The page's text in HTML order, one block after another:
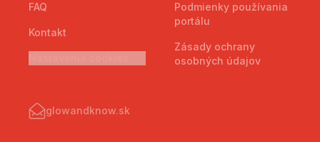
FAQ
Kontakt
Podmienky používania
portálu
Zásady ochrany
osobných údajov
glowandknow.sk